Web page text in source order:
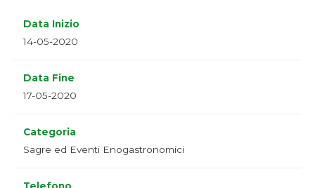
Data Inizio
14-05-2020
Data Fine
17-05-2020
Categoria
Sagre ed Eventi Enogastronomici